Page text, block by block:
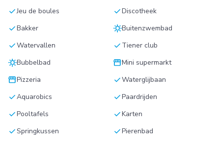
checkJeu de boules checkDiscotheek
checkBakker sunnyBuitenzwembad
checkWatervallen check Tiener club
sunnyBubbelbad storefrontMini supermarkt
storefrontPizzeria checkWaterglijbaan
checkAquarobics checkPaardrijden
checkPooltafels checkKarten
checkSpringkussen checkPierenbad